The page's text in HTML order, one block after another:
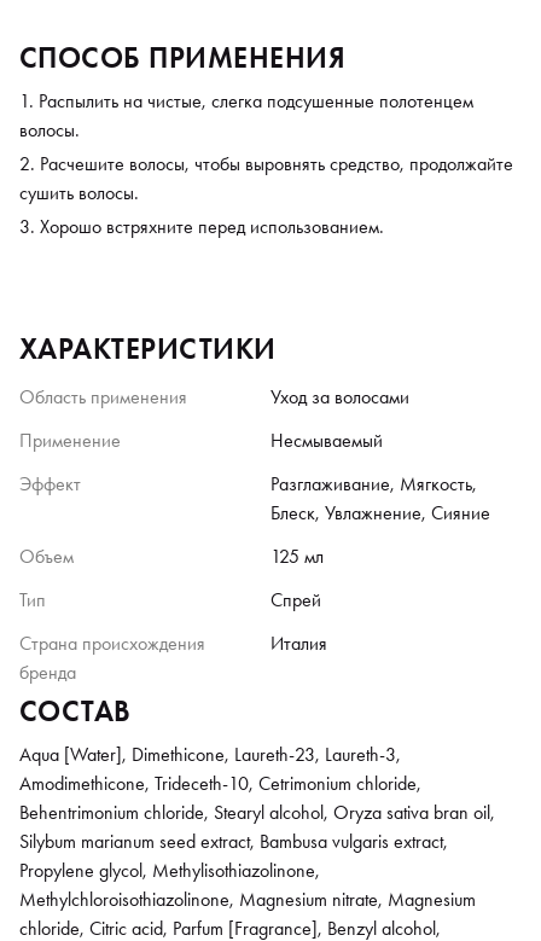
СПОСОБ ПРИМЕНЕНИЯ
Распылить на чистые, слегка подсушенные полотенцем
волосы.
Расчешите волосы, чтобы выровнять средство, продолжайте
сушить волосы.
Хорошо встряхните перед использованием.
ХАРАКТЕРИСТИКИ
Область применения
Уход за волосами
Применение
Несмываемый
Эффект
Разглаживание, Мягкость,
Блеск, Увлажнение, Сияние
Объем
125 мл
Тип
Спрей
Страна происхождения
бренда
Италия
СОСТАВ
Aqua [Water], Dimethicone, Laureth-23, Laureth-3,
Amodimethicone, Trideceth-10, Cetrimonium chloride,
Behentrimonium chloride, Stearyl alcohol, Oryza sativa bran oil,
Silybum marianum seed extract, Bambusa vulgaris extract,
Propylene glycol, Methylisothiazolinone,
Methylchloroisothiazolinone, Magnesium nitrate, Magnesium
chloride, Citric acid, Parfum [Fragrance], Benzyl alcohol,